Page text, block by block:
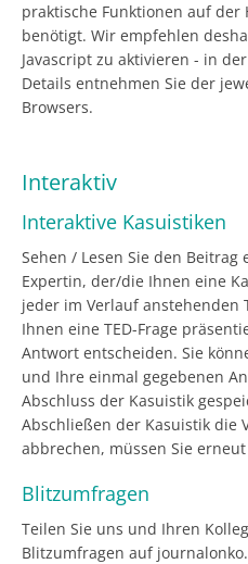
praktische Funktionen auf der
benötigt. Wir empfehlen
Javascript zu aktivieren - in
Details entnehmen Sie der
Browsers.
Interaktiv
Interaktive Kasuistiken
Sehen / Lesen Sie den
Expertin, der/die Ihnen eine
jeder im Verlauf anstehenden
Ihnen eine TED-Frage
Antwort entscheiden. Sie
und Ihre einmal gegebenen
Abschluss der Kasuistik
Abschließen der Kasuistik die
abbrechen, müssen Sie
Blitzumfragen
Teilen Sie uns und Ihren
Blitzumfragen auf